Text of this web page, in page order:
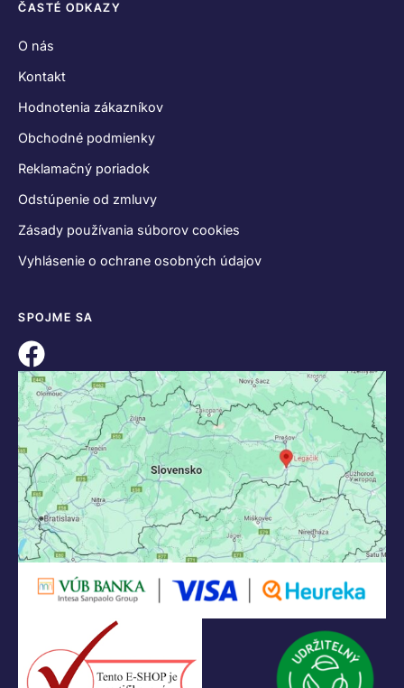
ČASTÉ ODKAZY
O nás
Kontakt
Hodnotenia zákazníkov
Obchodné podmienky
Reklamačný poriadok
Odstúpenie od zmluvy
Zásady používania súborov cookies
Vyhlásenie o ochrane osobných údajov
SPOJME SA